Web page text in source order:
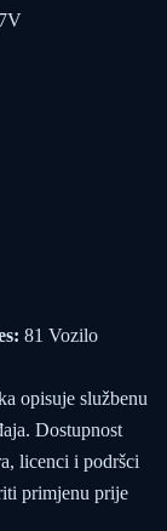
81 Vozilo
opisuje službenu
Dostupnost
licenci i podršci
primjenu prije